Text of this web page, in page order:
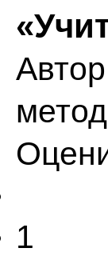
Автор
1